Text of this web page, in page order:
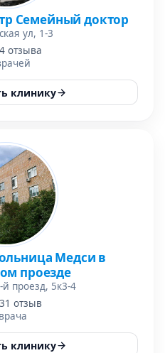
Семейный доктор
ул, 1-3
4 отзыва
клинику
Медси в
проезде
проезд, 5к3-4
31 отзыв
клинику